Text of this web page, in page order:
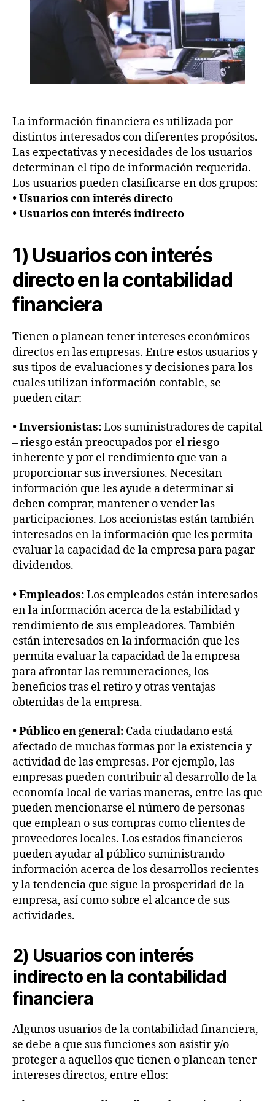
La información financiera es utilizada por
distintos interesados con diferentes propósitos.
Las expectativas y necesidades de los usuarios
determinan el tipo de información requerida.
Los usuarios pueden clasificarse en dos grupos:
• Usuarios con interés directo
• Usuarios con interés indirecto
1) Usuarios con interés
directo en la contabilidad
financiera
Tienen o planean tener intereses económicos
directos en las empresas. Entre estos usuarios y
sus tipos de evaluaciones y decisiones para los
cuales utilizan información contable, se
pueden citar:
• Inversionistas:Los suministradores de capital
– riesgo están preocupados por el riesgo
inherente y por el rendimiento que van a
proporcionar sus inversiones. Necesitan
información que les ayude a determinar si
deben comprar, mantener o vender las
participaciones. Los accionistas están también
interesados en la información que les permita
evaluar la capacidad de la empresa para pagar
dividendos.
• Empleados:Los empleados están interesados
en la información acerca de la estabilidad y
rendimiento de sus empleadores. También
están interesados en la información que les
permita evaluar la capacidad de la empresa
para afrontar las remuneraciones, los
beneficios tras el retiro y otras ventajas
obtenidas de la empresa.
• Público en general: Cada ciudadano está
afectado de muchas formas por la existencia y
actividad de las empresas. Por ejemplo, las
empresas pueden contribuir al desarrollo de la
economía local de varias maneras, entre las que
pueden mencionarse el número de personas
que emplean o sus compras como clientes de
proveedores locales. Los estados financieros
pueden ayudar al público suministrando
información acerca de los desarrollos recientes
y la tendencia que sigue la prosperidad de la
empresa, así como sobre el alcance de sus
actividades.
2) Usuarios con interés
indirecto en la contabilidad
financiera
Algunos usuarios de la contabilidad financiera,
se debe a que sus funciones son asistir y/o
proteger a aquellos que tienen o planean tener
intereses directos, entre ellos:
E
s
t
o
d
F
l
u
j
o
d
e
E
f
e
c
ti
v
o
E
t
d
d
e
S
it